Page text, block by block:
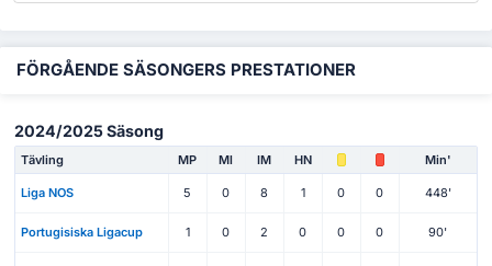
FÖRGÅENDE SÄSONGERS PRESTATIONER
2024/2025 Säsong
Tävling MP Ml IM HN Min'
Liga NOS 5 0 8 1 0 0 448'
Portugisiska Ligacup 1 0 2 0 0 0 90'